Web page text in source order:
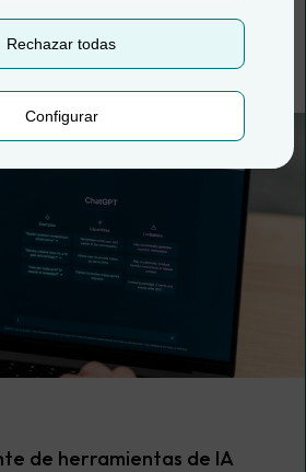
Rechazar todas
Configurar
de herramientas de IA